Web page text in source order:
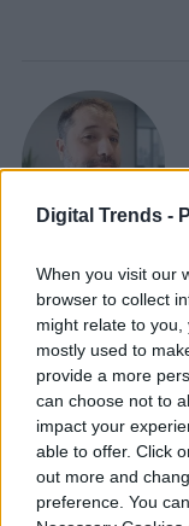
Digital Trends -
When you visit our
browser to collect
might relate to
mostly used to
provide a more
can choose not to
impact your
able to offer. Click
out more and
preference. You
Diego
Content en
donde lidera
Topics